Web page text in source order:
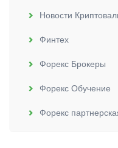
Новости
Финтех
Форекс Брокеры
Форекс Обучение
Форекс